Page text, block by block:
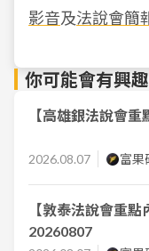
影音及法說會簡
你可能會有興趣
【高雄銀法說會
2026.08.07 富果
【敦泰法說會重
20260807